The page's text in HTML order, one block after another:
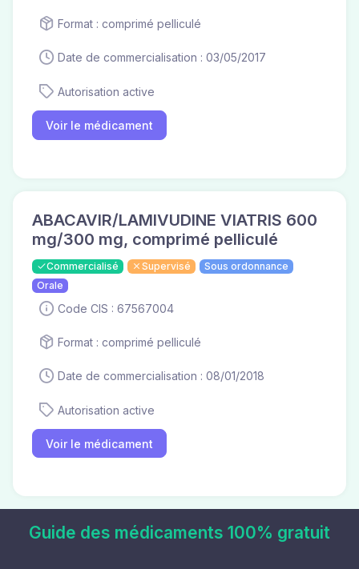
Format : comprimé pelliculé
Date de commercialisation : 03/05/2017
Autorisation active
Voir le médicament
ABACAVIR/LAMIVUDINE VIATRIS 600
mg/300 mg, comprimé pelliculé
Commercialisé Supervisé
Sous ordonnance
Orale
Code CIS : 67567004
Format : comprimé pelliculé
Date de commercialisation : 08/01/2018
Autorisation active
Voir le médicament
Guide des médicaments 100% gratuit